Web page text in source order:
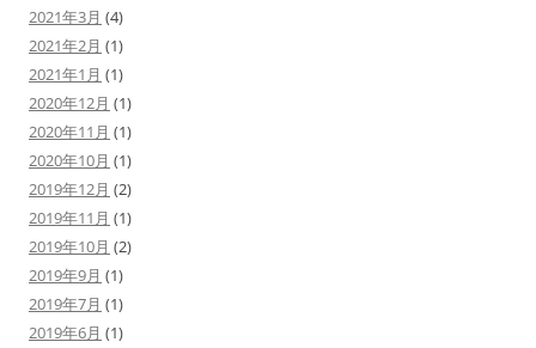
2021年3月 (4)
2021年2月 (1)
2021年1月 (1)
2020年12月 (1)
2020年11月 (1)
2020年10月 (1)
2019年12月 (2)
2019年11月 (1)
2019年10月 (2)
2019年9月 (1)
2019年7月 (1)
2019年6月 (1)